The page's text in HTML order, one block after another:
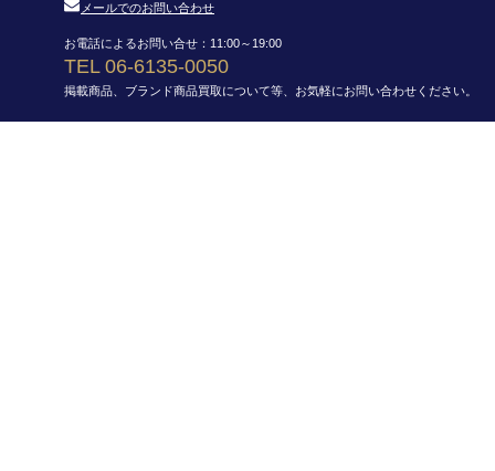
メールでのお問い合わせ
お電話によるお問い合せ：11:00～19:00
TEL 06-6135-0050
掲載商品、ブランド商品買取について等、お気軽にお問い合わせください。